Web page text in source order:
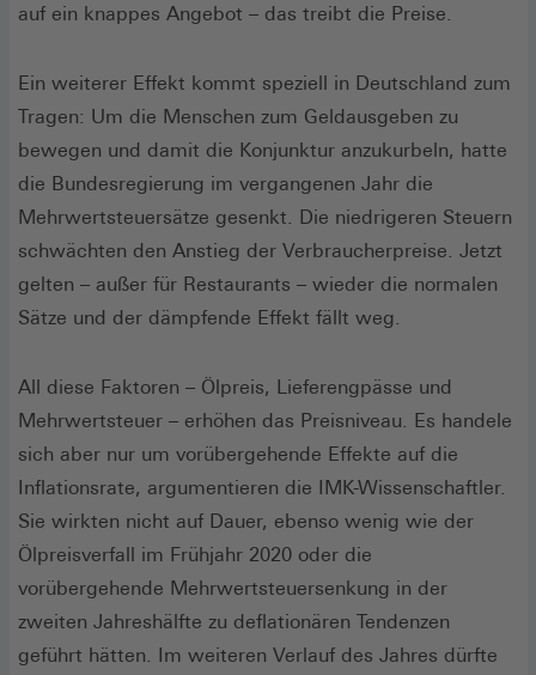
auf ein knappes Angebot – das treibt die Preise.
Ein weiterer Effekt kommt speziell in Deutschland zum
Tragen: Um die Menschen zum Geldausgeben zu
bewegen und damit die Konjunktur anzukurbeln, hatte
die Bundesregierung im vergangenen Jahr die
Mehrwertsteuersätze gesenkt. Die niedrigeren Steuern
schwächten den Anstieg der Verbraucherpreise. Jetzt
gelten – außer für Restaurants – wieder die normalen
Sätze und der dämpfende Effekt fällt weg.
All diese Faktoren – Ölpreis, Lieferengpässe und
Mehrwertsteuer – erhöhen das Preisniveau. Es handele
sich aber nur um vorübergehende Effekte auf die
Inflationsrate, argumentieren die IMK-Wissenschaftler.
Sie wirkten nicht auf Dauer, ebenso wenig wie der
Ölpreisverfall im Frühjahr 2020 oder die
vorübergehende Mehrwertsteuersenkung in der
zweiten Jahreshälfte zu deflationären Tendenzen
geführt hätten. Im weiteren Verlauf des Jahres dürfte